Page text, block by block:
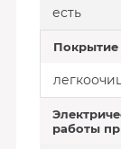
есть
работы